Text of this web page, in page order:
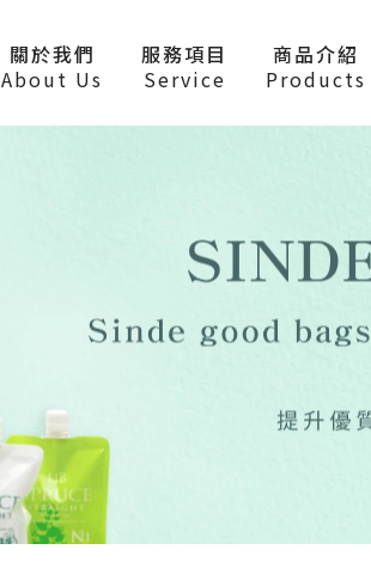
關於我們
About Us
服務項目
Service
商品介紹
Products